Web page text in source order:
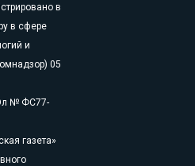
в
в сфере
и
05
№ ФС77-
газета»